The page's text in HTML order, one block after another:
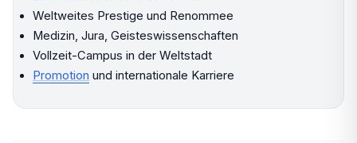
Weltweites Prestige und Renommee
Medizin, Jura, Geisteswissenschaften
Vollzeit-Campus in der Weltstadt
Promotion und internationale Karriere